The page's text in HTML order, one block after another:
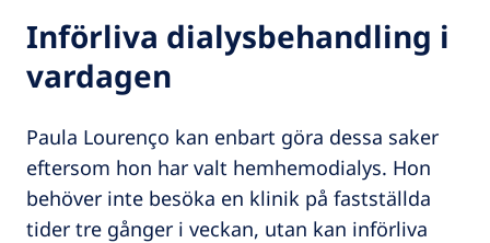
Införliva dialysbehandling i
vardagen
Paula Lourenço kan enbart göra dessa saker
eftersom hon har valt hemhemodialys. Hon
behöver inte besöka en klinik på fastställda
tider tre gånger i veckan, utan kan införliva